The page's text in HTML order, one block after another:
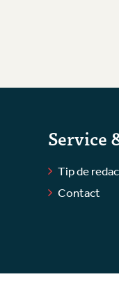
Service
Tip de
Contact